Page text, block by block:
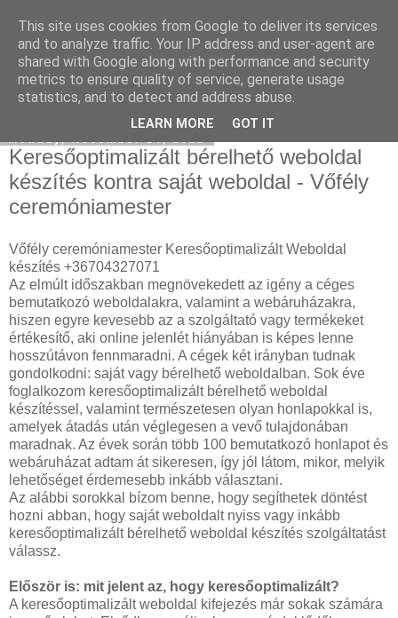
Mercedes külföldről
Keresőoptimalizált bérelhető weboldal
készítés kontra saját weboldal - Vőfély
ceremóniamester
Vőfély ceremóniamester Keresőoptimalizált Weboldal
készítés +36704327071
Az elmúlt időszakban megnövekedett az igény a céges
bemutatkozó weboldalakra, valamint a webáruházakra,
hiszen egyre kevesebb az a szolgáltató vagy termékeket
értékesítő, aki online jelenlét hiányában is képes lenne
hosszútávon fennmaradni. A cégek két irányban tudnak
gondolkodni: saját vagy bérelhető weboldalban. Sok éve
foglalkozom keresőoptimalizált bérelhető weboldal
készítéssel, valamint természetesen olyan honlapokkal is,
amelyek átadás után véglegesen a vevő tulajdonában
maradnak. Az évek során több 100 bemutatkozó honlapot és
webáruházat adtam át sikeresen, így jól látom, mikor, melyik
lehetőséget érdemesebb inkább választani.
Az alábbi sorokkal bízom benne, hogy segíthetek döntést
hozni abban, hogy saját weboldalt nyiss vagy inkább
keresőoptimalizált bérelhető weboldal készítés szolgáltatást
válassz.
Először is: mit jelent az, hogy keresőoptimalizált?
A keresőoptimalizált weboldal kifejezés már sokak számára
This site uses cookies from Google to deliver its services
and to analyze traffic. Your IP address and user-agent are
shared with Google along with performance and security
metrics to ensure quality of service, generate usage
statistics, and to detect and address abuse.
LEARN MORE GOT IT